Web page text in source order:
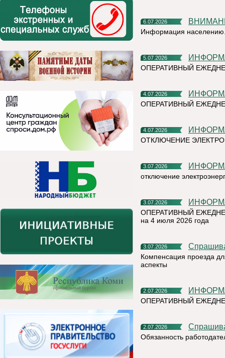
6.07.2026
Информация
5.07.2026
ОПЕРАТИВНЫЙ
4.07.2026
ОПЕРАТИВНЫЙ
4.07.2026
ОТКЛЮЧЕНИЕ
3.07.2026
отключение
3.07.2026
ОПЕРАТИВНЫЙ
на 4 июля 2026 года
3.07.2026
Компенсация проезда
аспекты
2.07.2026
ОПЕРАТИВНЫЙ
2.07.2026
Обязанность